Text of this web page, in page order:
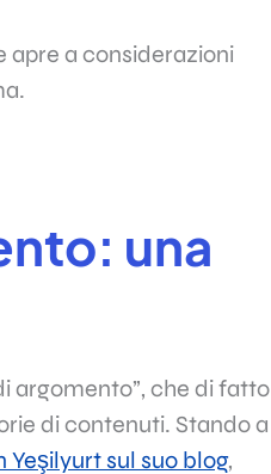
apre a considerazioni
una
argomento”, che di fatto
di contenuti. Stando a
sul suo blog,